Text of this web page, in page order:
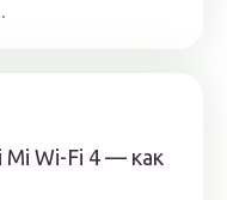
Mi Wi-Fi 4 — как